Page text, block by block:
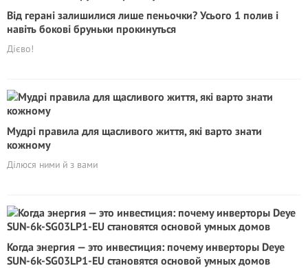
Від герані залишилися лише пеньочки? Усього 1 полив і
навіть бокові бруньки прокинуться
Дієво!
Мудрі правила для щасливого життя, які варто знати
кожному
Ділюся ними й з вами
Когда энергия — это инвестиция: почему инверторы Deye
SUN-6k-SG03LP1-EU становятся основой умных домов